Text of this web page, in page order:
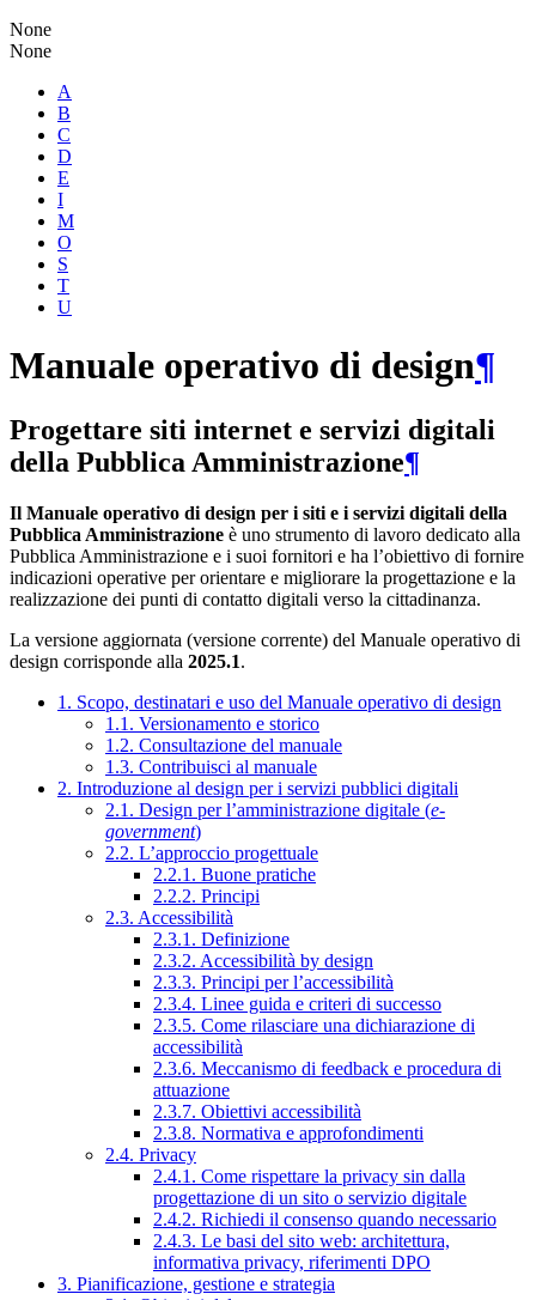
None
None
A
B
C
D
E
I
M
O
S
T
U
Manuale operativo di design¶
Progettare siti internet e servizi digitali
della Pubblica Amministrazione¶
Il Manuale operativo di design per i siti e i servizi digitali della
Pubblica Amministrazione è uno strumento di lavoro dedicato alla
Pubblica Amministrazione e i suoi fornitori e ha l’obiettivo di fornire
indicazioni operative per orientare e migliorare la progettazione e la
realizzazione dei punti di contatto digitali verso la cittadinanza.
La versione aggiornata (versione corrente) del Manuale operativo di
design corrisponde alla 2025.1.
1. Scopo, destinatari e uso del Manuale operativo di design
1.1. Versionamento e storico
1.2. Consultazione del manuale
1.3. Contribuisci al manuale
2. Introduzione al design per i servizi pubblici digitali
2.1. Design per l’amministrazione digitale (e-
government)
2.2. L’approccio progettuale
2.2.1. Buone pratiche
2.2.2. Principi
2.3. Accessibilità
2.3.1. Definizione
2.3.2. Accessibilità by design
2.3.3. Principi per l’accessibilità
2.3.4. Linee guida e criteri di successo
2.3.5. Come rilasciare una dichiarazione di
accessibilità
2.3.6. Meccanismo di feedback e procedura di
attuazione
2.3.7. Obiettivi accessibilità
2.3.8. Normativa e approfondimenti
2.4. Privacy
2.4.1. Come rispettare la privacy sin dalla
progettazione di un sito o servizio digitale
2.4.2. Richiedi il consenso quando necessario
2.4.3. Le basi del sito web: architettura,
informativa privacy, riferimenti DPO
3. Pianificazione, gestione e strategia